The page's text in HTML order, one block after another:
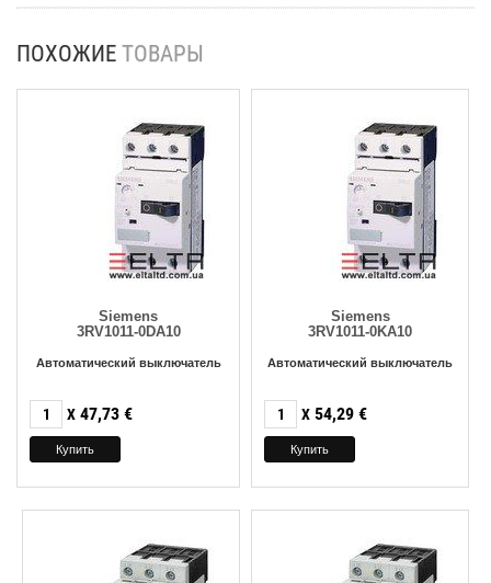
ПОХОЖИЕ ТОВАРЫ
Siemens
3RV1011-0DA10
Автоматический выключатель
X 47,73 €
Siemens
3RV1011-0KA10
Автоматический выключатель
X 54,29 €